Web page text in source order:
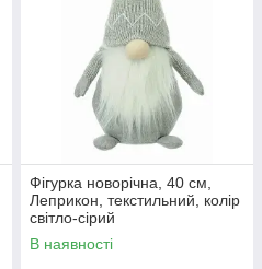
Фігурка новорічна, 40 см,
Леприкон, текстильний, колір
світло-сірий
В наявності